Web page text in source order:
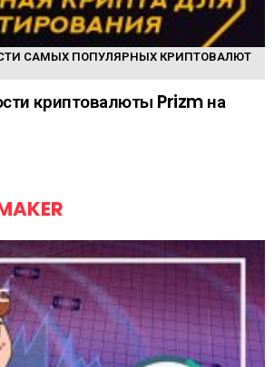
САМЫХ ПОПУЛЯРНЫХ КРИПТОВАЛЮТ
криптовалюты Prizm на